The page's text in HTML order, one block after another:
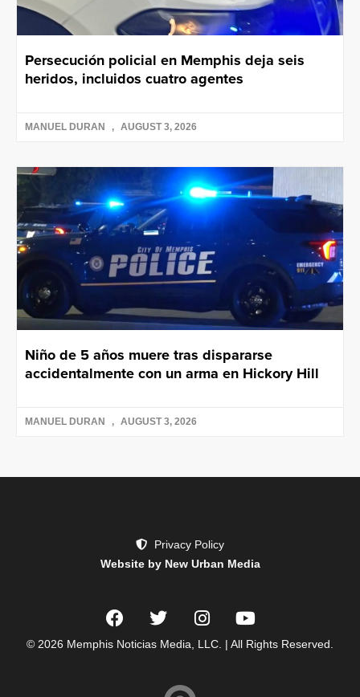
Persecución policial en Memphis deja seis
heridos, incluidos cuatro agentes
MANUEL DURAN AUGUST 3, 2026
Niño de 5 años muere tras dispararse
accidentalmente con un arma en Hickory Hill
MANUEL DURAN AUGUST 3, 2026
Privacy Policy
Website by New Urban Media
© 2026 Memphis Noticias Media, LLC. | All Rights Reserved.